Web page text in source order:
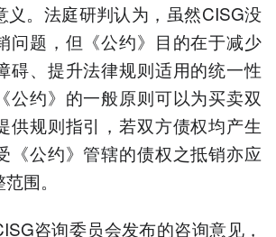
义。法庭研判认为，虽然CISG没
问题，但《公约》目的在于减少
碍、提升法律规则适用的统一性
公约》的一般原则可以为买卖双
供规则指引，若双方债权均产生
《公约》管辖的债权之抵销亦应
围。
咨询委员会发布的咨询意见，